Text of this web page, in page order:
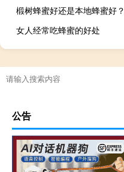
椴树蜂蜜好还是本地蜂蜜好？
女人经常吃蜂蜜的好处
公告